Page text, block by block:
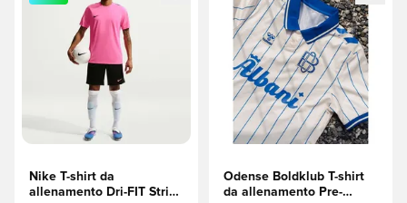
Nike T-shirt da
allenamento Dri-FIT Strike
Odense Boldklub T-shirt
da allenamento Pre-